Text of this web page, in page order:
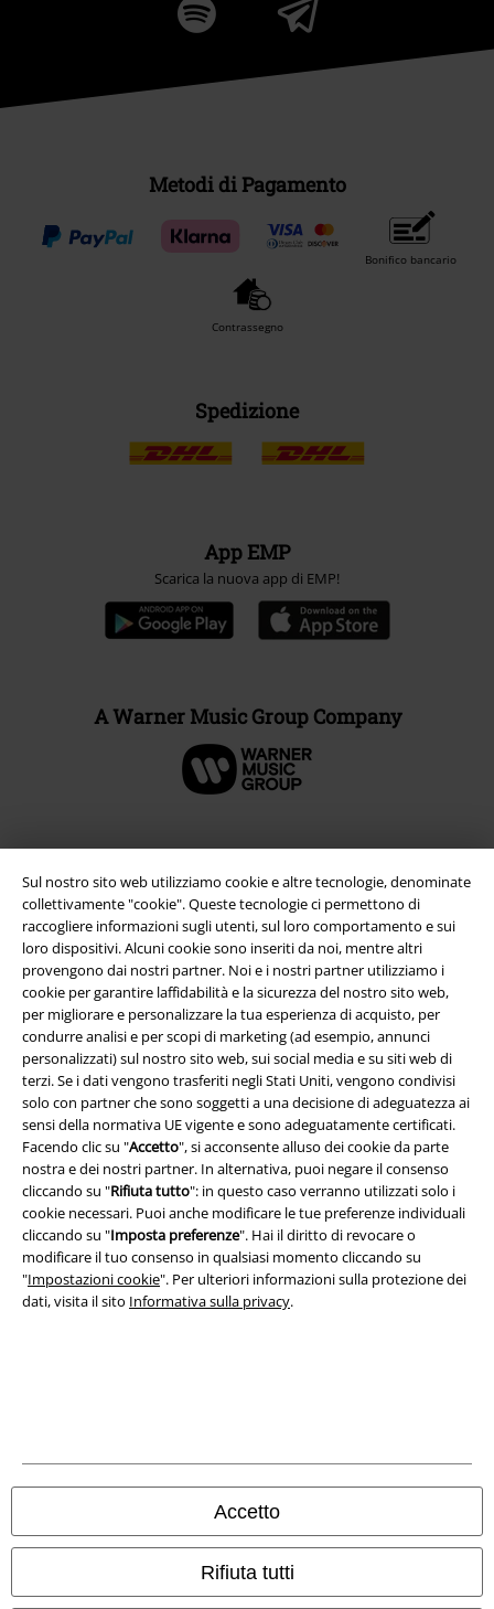
Sul nostro sito web utilizziamo cookie e altre tecnologie, denominate
collettivamente "cookie". Queste tecnologie ci permettono di
raccogliere informazioni sugli utenti, sul loro comportamento e sui
loro dispositivi. Alcuni cookie sono inseriti da noi, mentre altri
provengono dai nostri partner. Noi e i nostri partner utilizziamo i
cookie per garantire laffidabilità e la sicurezza del nostro sito web,
per migliorare e personalizzare la tua esperienza di acquisto, per
condurre analisi e per scopi di marketing (ad esempio, annunci
personalizzati) sul nostro sito web, sui social media e su siti web di
terzi. Se i dati vengono trasferiti negli Stati Uniti, vengono condivisi
solo con partner che sono soggetti a una decisione di adeguatezza ai
sensi della normativa UE vigente e sono adeguatamente certificati.
Facendo clic su "Accetto", si acconsente alluso dei cookie da parte
nostra e dei nostri partner. In alternativa, puoi negare il consenso
cliccando su "Rifiuta tutto": in questo caso verranno utilizzati solo i
cookie necessari. Puoi anche modificare le tue preferenze individuali
cliccando su "Imposta preferenze". Hai il diritto di revocare o
modificare il tuo consenso in qualsiasi momento cliccando su
"Impostazioni cookie". Per ulteriori informazioni sulla protezione dei
dati, visita il sito Informativa sulla privacy.
Accetto
Rifiuta tutti
Metodi di Pagamento
Bonifico bancario
Contrassegno
Spedizione
App EMP
Scarica la nuova app di EMP!
A Warner Music Group Company
Info legali
Termini & Condizioni
Redazione
Legge sulla Privacy
Smaltimento rifiuti e protezione dell’ambiente
Dichiarazione di Conformità